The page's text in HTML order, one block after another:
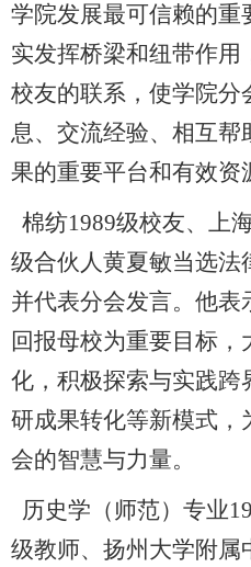
学院发展最可信赖的重
实发挥桥梁和纽带作
校友的联系，使学院分
息、交流经验、相互
果的重要平台和有效资
棉纺1989级校友、上
级合伙人黄夏敏当选法
并代表分会发言。他
回报母校为重要目标
化，积极探索与实践
研成果转化等新模式，
会的智慧与力量。
历史学（师范）专业
级教师、扬州大学附属